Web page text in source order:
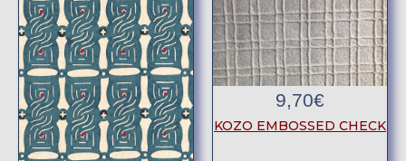
9,70€
KOZO EMBOSSED CHECK